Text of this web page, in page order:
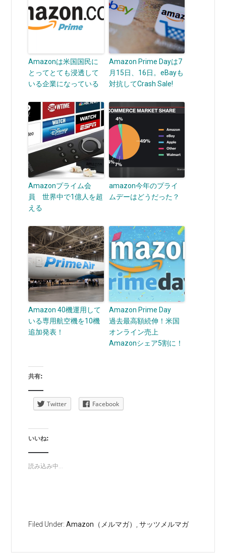
Amazonは米国国民に
とってとても浸透して
いる企業になっている
Amazon Prime Dayは7
月15日、16日。eBayも
対抗してCrash Sale!
Amazonプライム会
員 世界中で1億人を超
える
amazon今年のプライ
ムデーはどうだった？
Amazon 40機運用して
いる専用航空機を10機
追加発表！
Amazon Prime Day
過去最高額続伸！米国
オンライン売上
Amazonシェア5割に！
共有:
Twitter Facebook
いいね:
読み込み中...
Filed Under:Amazon（メルマガ） ,サッツメルマガ